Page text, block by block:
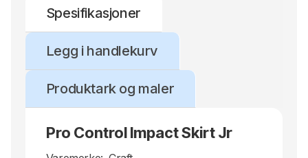
Spesifikasjoner
Legg i handlekurv
Produktark og maler
Pro Control Impact Skirt Jr